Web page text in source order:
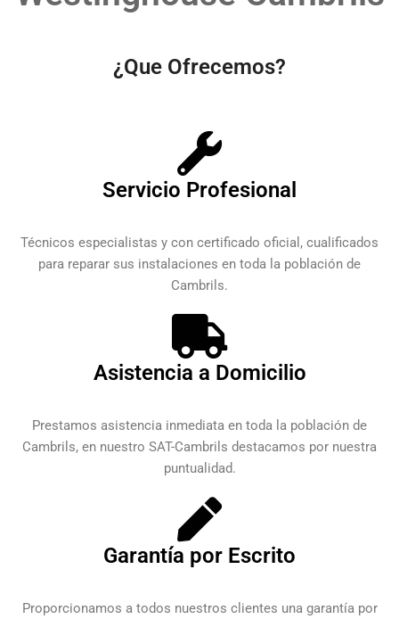
¿Que Ofrecemos?
Servicio Profesional
Técnicos especialistas y con certificado oficial, cualificados
para reparar sus instalaciones en toda la población de
Cambrils.
Asistencia a Domicilio
Prestamos asistencia inmediata en toda la población de
Cambrils, en nuestro SAT-Cambrils destacamos por nuestra
puntualidad.
Garantía por Escrito
Proporcionamos a todos nuestros clientes una garantía por